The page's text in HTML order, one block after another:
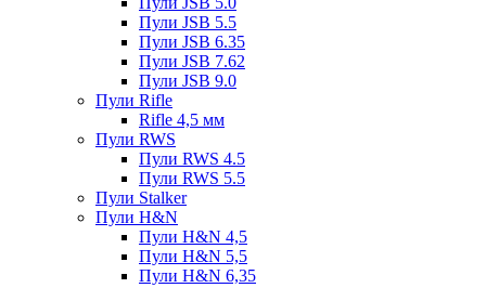
Пули JSB 5.5
Пули JSB 6.35
Пули JSB 7.62
Пули JSB 9.0
Пули Rifle
Rifle 4,5 мм
Пули RWS
Пули RWS 4.5
Пули RWS 5.5
Пули Stalker
Пули H&N
Пули H&N 4,5
Пули H&N 5,5
Пули H&N 6,35